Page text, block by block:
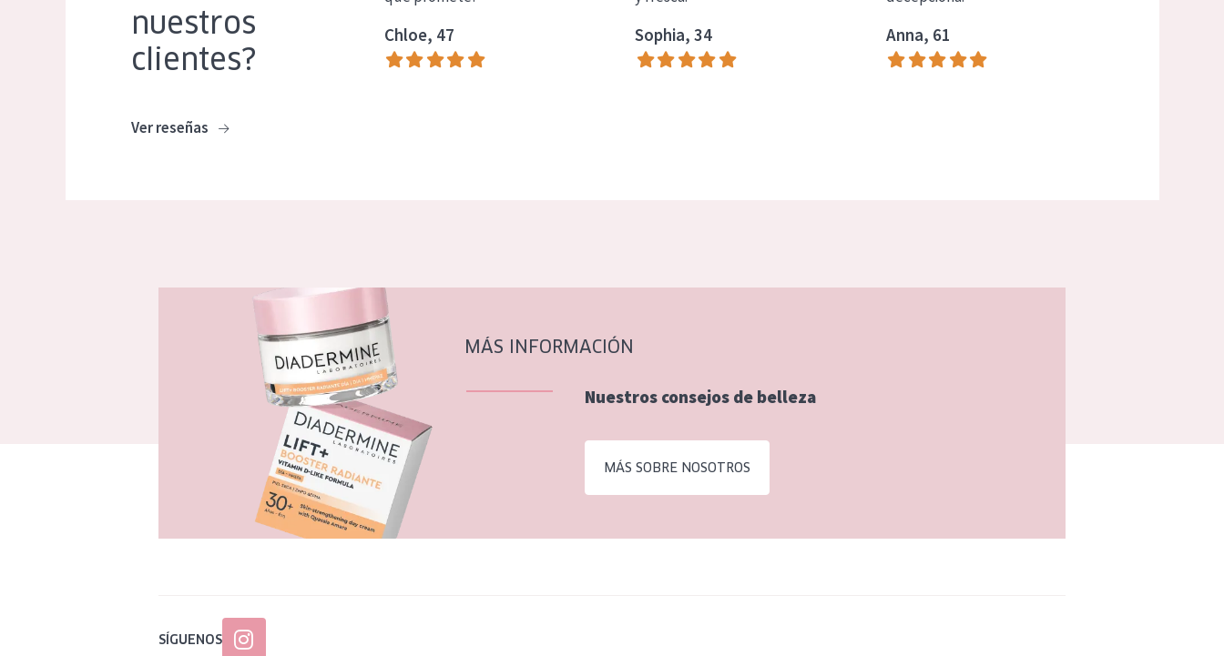
nuestros
clientes?
Ver reseñas
Chloe, 47 Sophia, 34 Anna, 61
MÁS INFORMACIÓN
Nuestros consejos de belleza
MÁS SOBRE NOSOTROS
SÍGUENOS